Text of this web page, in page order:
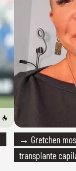
→ Gretchen
transplante